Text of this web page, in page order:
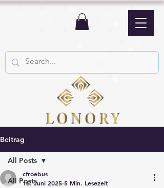
Beitrag
All Posts
All Posts
cfroebus
16. Juni 2025 5 Min. Lesezeit